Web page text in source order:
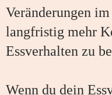
Veränderungen
langfristig mehr
Essverhalten zu
Wenn du dein